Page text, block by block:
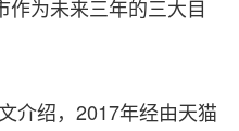
为未来三年的三大目
介绍，2017年经由天猫